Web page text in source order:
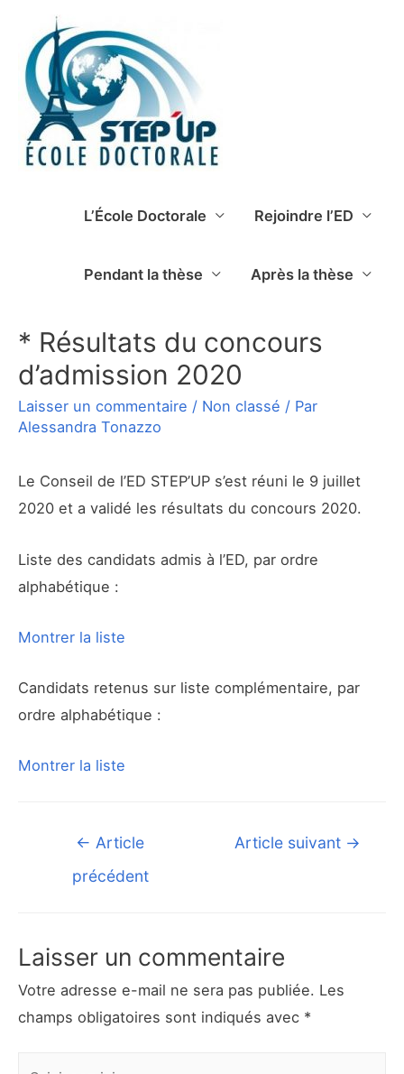
L’École Doctorale Rejoindre l’ED
Pendant la thèse Après la thèse
* Résultats du concours
d’admission 2020
Laisser un commentaire / Non classé / Par
Alessandra Tonazzo
Le Conseil de l’ED STEP’UP s’est réuni le 9 juillet
2020 et a validé les résultats du concours 2020.
Liste des candidats admis à l’ED, par ordre
alphabétique :
Montrer la liste
Candidats retenus sur liste complémentaire, par
ordre alphabétique :
Montrer la liste
Navigation
← Article
précédent
Article suivant →
Laisser un commentaire
Votre adresse e-mail ne sera pas publiée. Les
champs obligatoires sont indiqués avec *